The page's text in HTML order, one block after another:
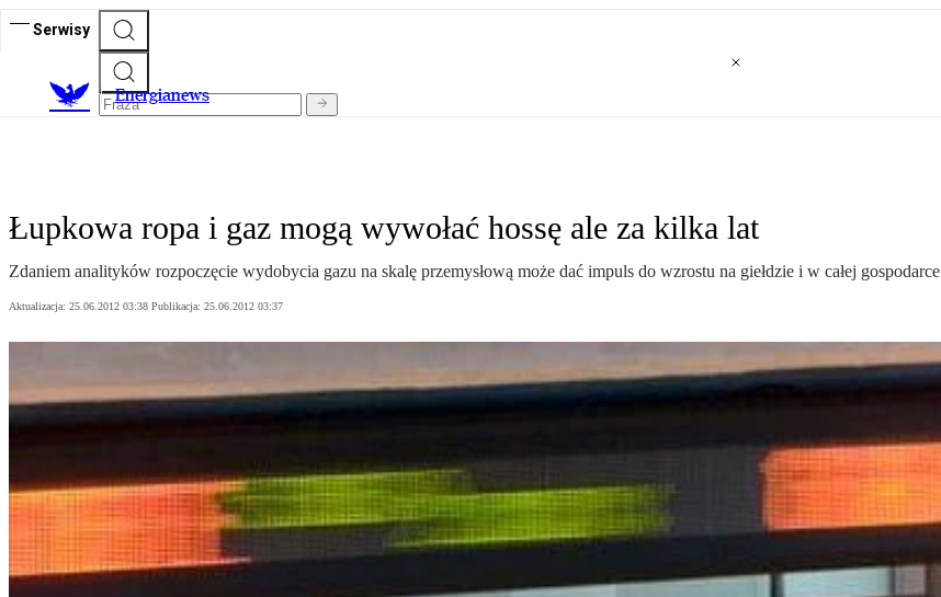
Serwisy
Energianews
Łupkowa ropa i gaz mogą wywołać hossę ale za kilka lat
Zdaniem analityków rozpoczęcie wydobycia gazu na skalę przemysłową może dać impuls do wzrostu na giełdzie i w całej gospodarce
Aktualizacja: 25.06.2012 03:38 Publikacja: 25.06.2012 03:37